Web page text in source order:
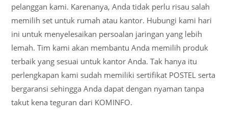
pelanggan kami. Karenanya, Anda tidak perlu risau salah
memilih set untuk rumah atau kantor. Hubungi kami hari
ini untuk menyelesaikan persoalan jaringan yang lebih
lemah. Tim kami akan membantu Anda memilih produk
terbaik yang sesuai untuk kantor Anda. Tak hanya itu
perlengkapan kami sudah memiliki sertifikat POSTEL serta
bergaransi sehingga Anda dapat dengan nyaman tanpa
takut kena teguran dari KOMINFO.